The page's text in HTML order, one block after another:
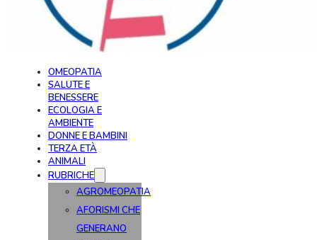
OMEOPATIA
SALUTE E
BENESSERE
ECOLOGIA E
AMBIENTE
DONNE E BAMBINI
TERZA ETÀ
ANIMALI
RUBRICHE
AGROMEOPATIA
AFORISMI CHE
GENERANO